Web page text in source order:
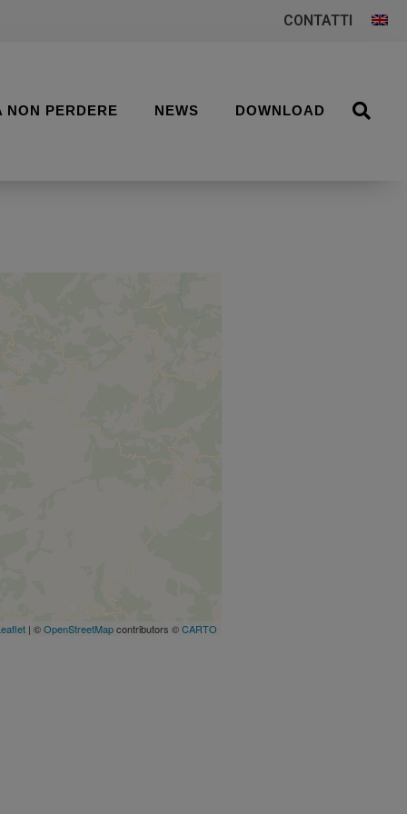
CONTATTI
NON PERDERE NEWS DOWNLOAD
| ©OpenStreetMapcontributors ©CARTO